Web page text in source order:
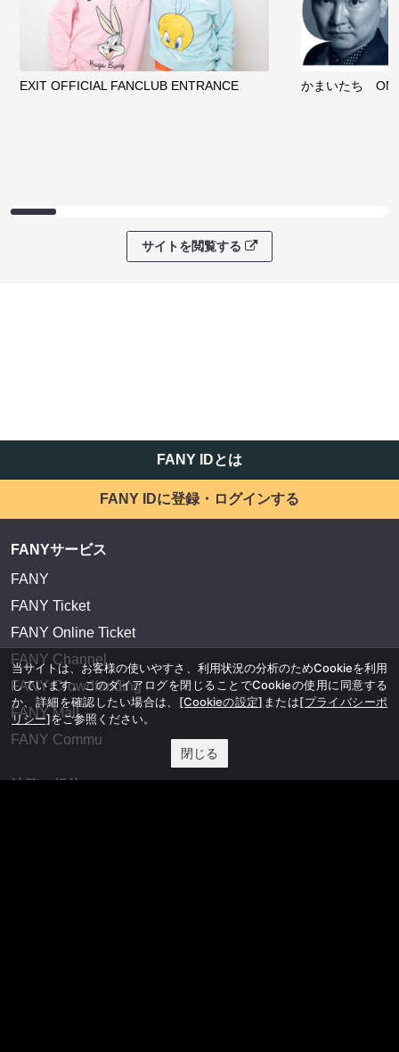
EXIT OFFICIAL FANCLUB ENTRANCE かまいたち
サイトを閲覧する
FANY IDとは
FANY IDに登録・ログインする
FANYサービス
FANY
FANY Ticket
FANY Online Ticket
FANY Channel
FANY Crowdfunding
FANY Mall
FANY Commu
法務・規約
当サイトは、お客様の使いやすさ、利用状況の分析のためCookieを利用
しています。このダイアログを閉じることでCookieの使用に同意する
か、詳細を確認したい場合は、 [Cookieの設定] または[プライバシーポ
リシー]をご参照ください。
閉じる